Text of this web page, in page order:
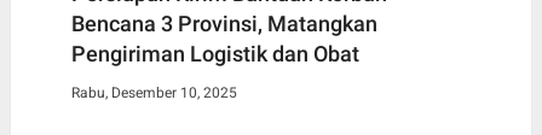
Bencana 3 Provinsi, Matangkan
Pengiriman Logistik dan Obat
Rabu, Desember 10, 2025